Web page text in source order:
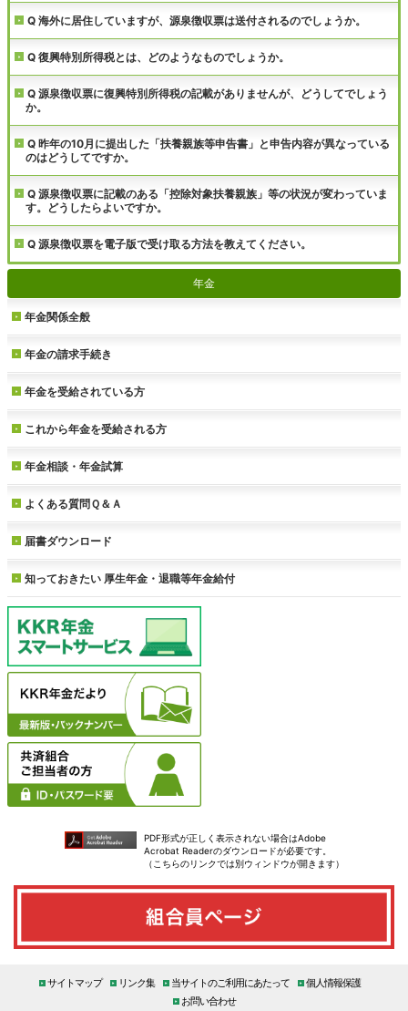
Q 海外に居住していますが、源泉徴収票は送付されるのでしょうか。
Q 復興特別所得税とは、どのようなものでしょうか。
Q 源泉徴収票に復興特別所得税の記載がありませんが、どうしてでしょう
か。
Q 昨年の10月に提出した「扶養親族等申告書」と申告内容が異なっている
のはどうしてですか。
Q 源泉徴収票に記載のある「控除対象扶養親族」等の状況が変わっていま
す。どうしたらよいですか。
Q 源泉徴収票を電子版で受け取る方法を教えてください。
年金
年金関係全般
年金の請求手続き
年金を受給されている方
これから年金を受給される方
年金相談・年金試算
よくある質問Ｑ＆Ａ
届書ダウンロード
知っておきたい 厚生年金・退職等年金給付
PDF形式が正しく表示されない場合はAdobe
Acrobat Readerのダウンロードが必要です。
（こちらのリンクでは別ウィンドウが開きます）
サイトマップ リンク集 当サイトのご利用にあたって
個人情報保護
お問い合わせ